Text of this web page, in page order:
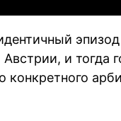
и тогда
конкретного